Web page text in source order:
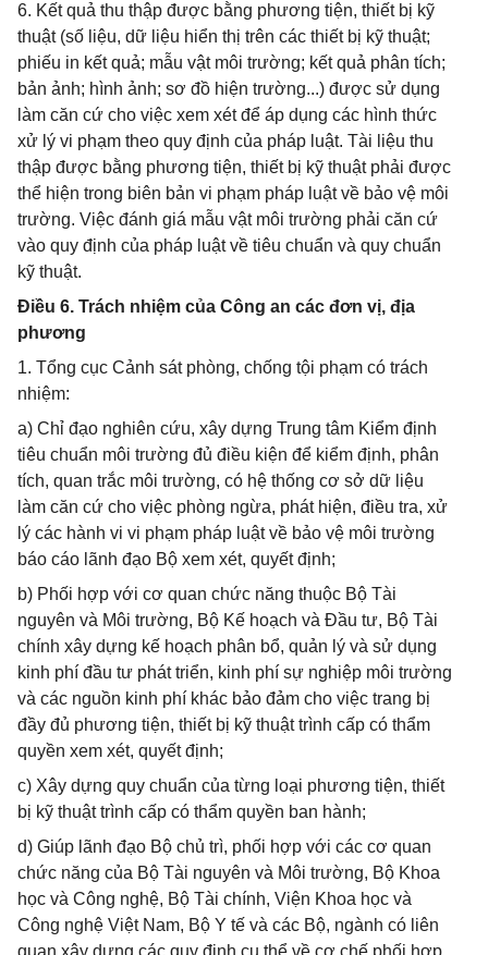
6. Kết quả thu thập được bằng phương tiện, thiết bị kỹ
thuật (số liệu, dữ liệu hiển thị trên các thiết bị kỹ thuật;
phiếu in kết quả; mẫu vật môi trường; kết quả phân tích;
bản ảnh; hình ảnh; sơ đồ hiện trường...) được sử dụng
làm căn cứ cho việc xem xét để áp dụng các hình thức
xử lý vi phạm theo quy định của pháp luật. Tài liệu thu
thập được bằng phương tiện, thiết bị kỹ thuật phải được
thể hiện trong biên bản vi phạm pháp luật về bảo vệ môi
trường. Việc đánh giá mẫu vật môi trường phải căn cứ
vào quy định của pháp luật về tiêu chuẩn và quy chuẩn
kỹ thuật.
Điều 6. Trách nhiệm của Công an các đơn vị, địa
phương
1. Tổng cục Cảnh sát phòng, chống tội phạm có trách
nhiệm:
a) Chỉ đạo nghiên cứu, xây dựng Trung tâm Kiểm định
tiêu chuẩn môi trường đủ điều kiện để kiểm định, phân
tích, quan trắc môi trường, có hệ thống cơ sở dữ liệu
làm căn cứ cho việc phòng ngừa, phát hiện, điều tra, xử
lý các hành vi vi phạm pháp luật về bảo vệ môi trường
báo cáo lãnh đạo Bộ xem xét, quyết định;
b) Phối hợp với cơ quan chức năng thuộc Bộ Tài
nguyên và Môi trường, Bộ Kế hoạch và Đầu tư, Bộ Tài
chính xây dựng kế hoạch phân bổ, quản lý và sử dụng
kinh phí đầu tư phát triển, kinh phí sự nghiệp môi trường
và các nguồn kinh phí khác bảo đảm cho việc trang bị
đầy đủ phương tiện, thiết bị kỹ thuật trình cấp có thẩm
quyền xem xét, quyết định;
c) Xây dựng quy chuẩn của từng loại phương tiện, thiết
bị kỹ thuật trình cấp có thẩm quyền ban hành;
d) Giúp lãnh đạo Bộ chủ trì, phối hợp với các cơ quan
chức năng của Bộ Tài nguyên và Môi trường, Bộ Khoa
học và Công nghệ, Bộ Tài chính, Viện Khoa học và
Công nghệ Việt Nam, Bộ Y tế và các Bộ, ngành có liên
quan xây dựng các quy định cụ thể về cơ chế phối hợp